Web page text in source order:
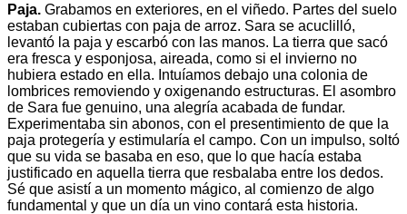
Paja. Grabamos en exteriores, en el viñedo. Partes del suelo
estaban cubiertas con paja de arroz. Sara se acuclilló,
levantó la paja y escarbó con las manos. La tierra que sacó
era fresca y esponjosa, aireada, como si el invierno no
hubiera estado en ella. Intuíamos debajo una colonia de
lombrices removiendo y oxigenando estructuras. El asombro
de Sara fue genuino, una alegría acabada de fundar.
Experimentaba sin abonos, con el presentimiento de que la
paja protegería y estimularía el campo. Con un impulso, soltó
que su vida se basaba en eso, que lo que hacía estaba
justificado en aquella tierra que resbalaba entre los dedos.
Sé que asistí a un momento mágico, al comienzo de algo
fundamental y que un día un vino contará esta historia.